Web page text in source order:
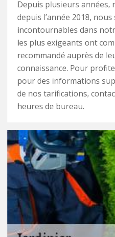
Depuis plusieurs années,
depuis l’année 2018,
incontournables dans
les plus exigeants ont
recommandé auprès de
connaissance. Pour
pour des informations
de nos tarifications,
heures de bureau.